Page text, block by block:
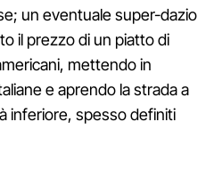
un eventuale super-dazio
il prezzo di un piatto di
mettendo in
e aprendo la strada a
inferiore, spesso definiti